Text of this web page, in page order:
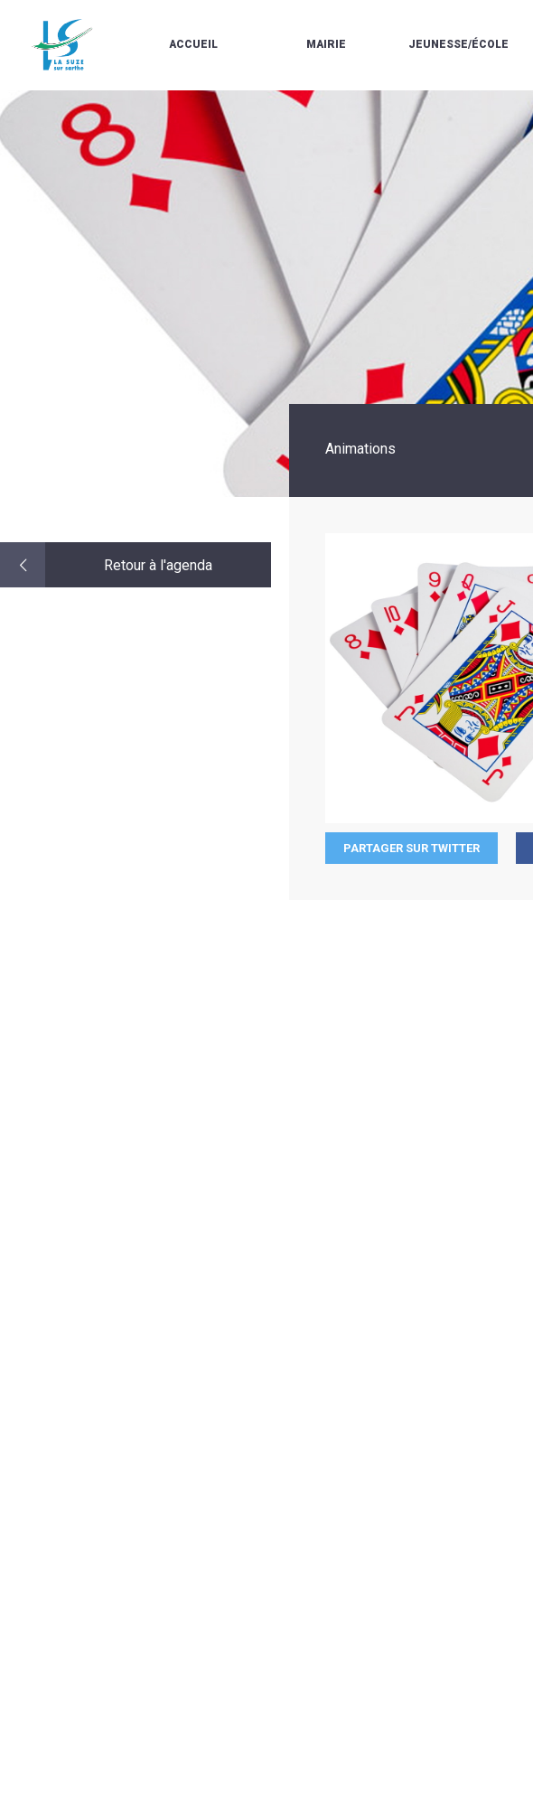
ACCUEIL
MARCHÉ
PROPOS
LA
BULLETINS
AU
DÉBUT
20ÈME
MAIRIE
PASSEPORTS
LE
CMJ
RÉUNIONS
CONSEIL
MUNICIPAL
ARRÊTÉS
DÉCISIONS
DU
MAIRE
LA
MINORITÉ
JEUNESSE/ÉCOLE
L'ACCUEIL
DE
LOISIRS
LE
PÉRISCOLAIRE
MERCREDIS
RÉCRÉATIFS
RESTAURANT
SCOLAIRE
LES
-
18
ANS
:
Retour à l'agenda
Animations
PARTAGER SUR TWITTER